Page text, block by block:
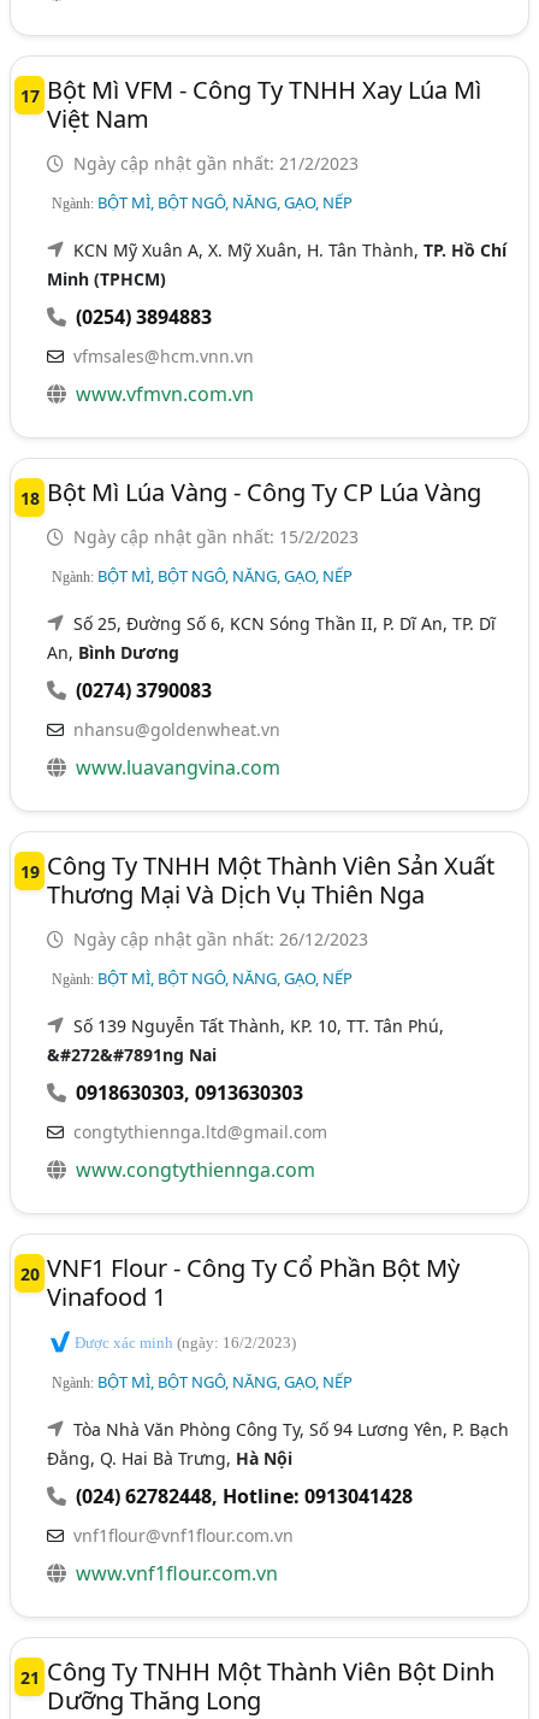
17 Bột Mì VFM - Công Ty TNHH Xay Lúa Mì
Việt Nam
Ngày cập nhật gần nhất: 21/2/2023
Ngành: BỘT MÌ, BỘT NGÔ, NĂNG, GẠO, NẾP
KCN Mỹ Xuân A, X. Mỹ Xuân, H. Tân Thành,TP. Hồ Chí
Minh (TPHCM)
(0254) 3894883
vfmsales@hcm.vnn.vn
www.vfmvn.com.vn
18 Bột Mì Lúa Vàng - Công Ty CP Lúa Vàng
Ngày cập nhật gần nhất: 15/2/2023
Ngành: BỘT MÌ, BỘT NGÔ, NĂNG, GẠO, NẾP
Số 25, Đường Số 6, KCN Sóng Thần II, P. Dĩ An, TP. Dĩ
An, Bình Dương
(0274) 3790083
nhansu@goldenwheat.vn
www.luavangvina.com
19 Công Ty TNHH Một Thành Viên Sản Xuất
Thương Mại Và Dịch Vụ Thiên Nga
Ngày cập nhật gần nhất: 26/12/2023
Ngành: BỘT MÌ, BỘT NGÔ, NĂNG, GẠO, NẾP
Số 139 Nguyễn Tất Thành, KP. 10, TT. Tân Phú,
&#272&#7891ng Nai
0918630303,0913630303
congtythiennga.ltd@gmail.com
www.congtythiennga.com
20 VNF1 Flour - Công Ty Cổ Phần Bột Mỳ
Vinafood 1
Được xác minh(ngày: 16/2/2023)
Ngành: BỘT MÌ, BỘT NGÔ, NĂNG, GẠO, NẾP
Tòa Nhà Văn Phòng Công Ty, Số 94 Lương Yên, P. Bạch
Đằng, Q. Hai Bà Trưng, Hà Nội
(024) 62782448, Hotline: 0913041428
vnf1flour@vnf1flour.com.vn
www.vnf1flour.com.vn
21 Công Ty TNHH Một Thành Viên Bột Dinh
Dưỡng Thăng Long